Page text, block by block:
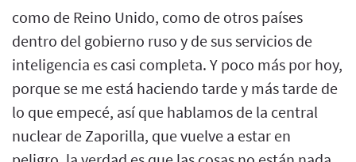
como de Reino Unido, como de otros países
dentro del gobierno ruso y de sus servicios de
inteligencia es casi completa. Y poco más por hoy,
porque se me está haciendo tarde y más tarde de
lo que empecé, así que hablamos de la central
nuclear de Zaporilla, que vuelve a estar en